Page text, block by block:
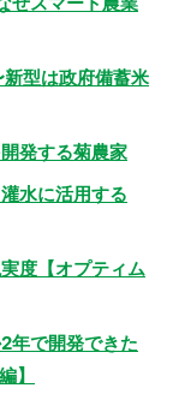
型は政府備蓄米
発する菊農家
水に活用する
度【オプティム
年で開発できた
】